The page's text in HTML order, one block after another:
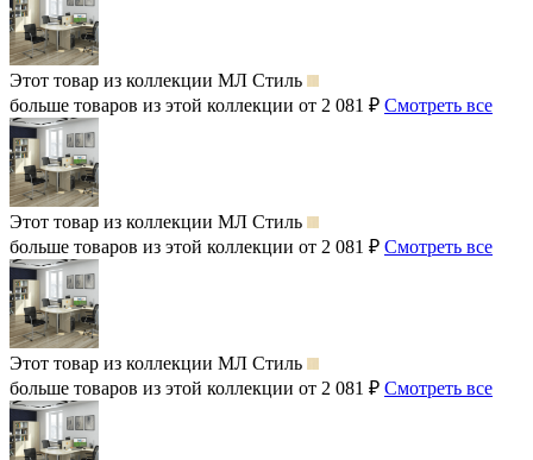
Этот товар из коллекции МЛ Стиль
больше товаров из этой коллекции от 2 081 ₽ Смотреть все
Этот товар из коллекции МЛ Стиль
больше товаров из этой коллекции от 2 081 ₽ Смотреть все
Этот товар из коллекции МЛ Стиль
больше товаров из этой коллекции от 2 081 ₽ Смотреть все